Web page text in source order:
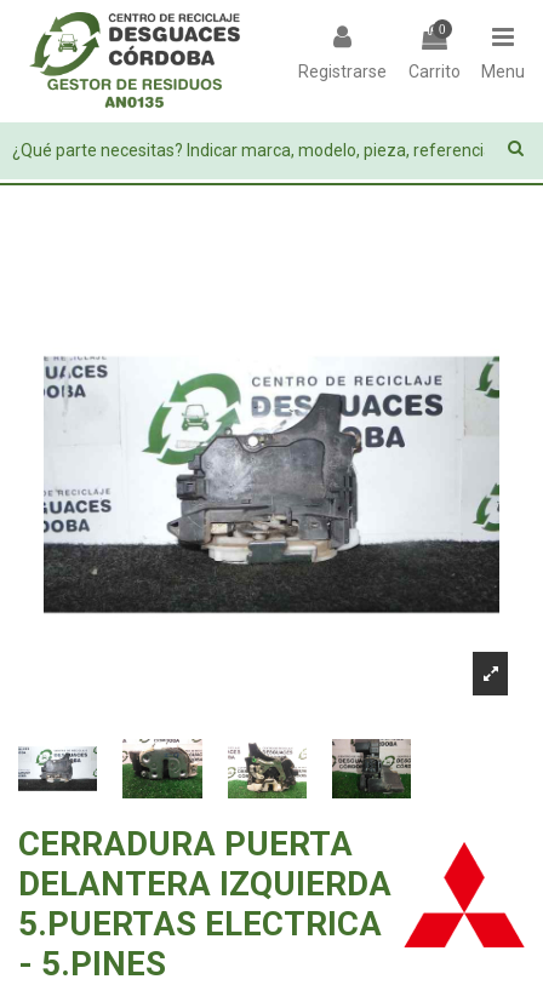
Registrarse
0
Carrito Menu
CERRADURA PUERTA
DELANTERA IZQUIERDA
5.PUERTAS ELECTRICA
- 5.PINES